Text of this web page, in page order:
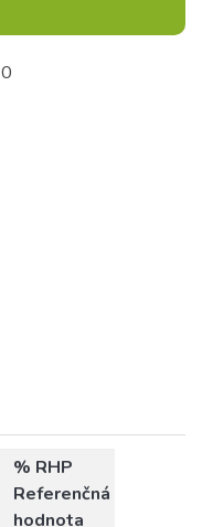
0
% RHP
Referenčná
hodnota